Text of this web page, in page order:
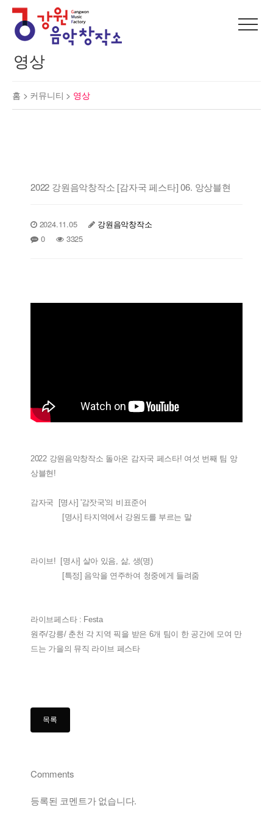
영상
홈 > 커뮤니티 > 영상
2022 강원음악창작소 [감자국 페스타] 06. 앙상블현
2024.11.05
강원음악창작소
0
3325
2022 강원음악창작소 돌아온 감자국 페스타! 여섯 번째 팀 앙
상블현!
감자국 [명사] '감잣국'의 비표준어
[명사] 타지역에서 강원도를 부르는 말
라이브! [명사] 살아 있음, 삶, 생(명)
[특정] 음악을 연주하여 청중에게 들려줌
라이브페스타 : Festa
원주/강릉/ 춘천 각 지역 픽을 받은 6개 팀이 한 공간에 모여 만
드는 가을의 뮤직 라이브 페스타
Comments
등록된 코멘트가 없습니다.